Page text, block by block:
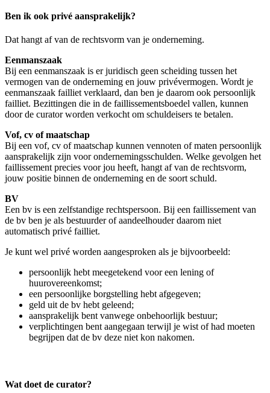
Ben ik ook privé aansprakelijk?
Dat hangt af van de rechtsvorm van je onderneming.
Eenmanszaak
Bij een eenmanszaak is er juridisch geen scheiding tussen het
vermogen van de onderneming en jouw privévermogen. Wordt je
eenmanszaak failliet verklaard, dan ben je daarom ook persoonlijk
failliet. Bezittingen die in de faillissementsboedel vallen, kunnen
door de curator worden verkocht om schuldeisers te betalen.
Vof, cv of maatschap
Bij een vof, cv of maatschap kunnen vennoten of maten persoonlijk
aansprakelijk zijn voor ondernemingsschulden. Welke gevolgen het
faillissement precies voor jou heeft, hangt af van de rechtsvorm,
jouw positie binnen de onderneming en de soort schuld.
BV
Een bv is een zelfstandige rechtspersoon. Bij een faillissement van
de bv ben je als bestuurder of aandeelhouder daarom niet
automatisch privé failliet.
Je kunt wel privé worden aangesproken als je bijvoorbeeld:
persoonlijk hebt meegetekend voor een lening of
huurovereenkomst;
een persoonlijke borgstelling hebt afgegeven;
geld uit de bv hebt geleend;
aansprakelijk bent vanwege onbehoorlijk bestuur;
verplichtingen bent aangegaan terwijl je wist of had moeten
begrijpen dat de bv deze niet kon nakomen.
Wat doet de curator?